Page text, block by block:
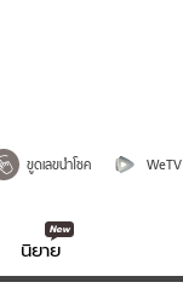
ขูดเลขนำโชค WeTV
นิยาย